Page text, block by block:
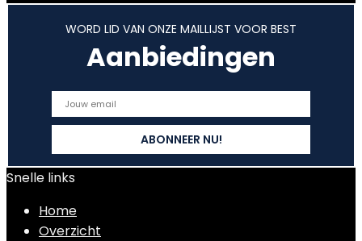
WORD LID VAN ONZE MAILLIJST VOOR BEST
Aanbiedingen
Snelle links
Home
Overzicht